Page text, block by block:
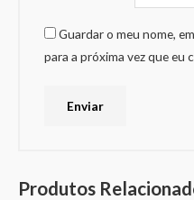
Guardar o meu nome,
para a próxima vez que eu
Produtos